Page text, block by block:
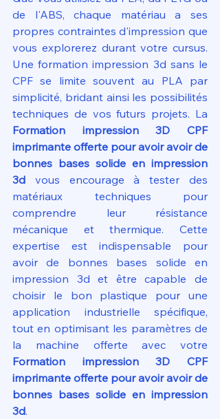
de l'ABS, chaque matériau a ses
propres contraintes d'impression que
vous explorerez durant votre cursus.
Une formation impression 3d sans le
CPF se limite souvent au PLA par
simplicité, bridant ainsi les possibilités
Formation impression 3D CPF
imprimante offerte pour avoir avoir de
bonnes bases solide en impression
3d vous encourage à tester des
matériaux techniques pour
comprendre leur résistance
mécanique et thermique. Cette
expertise est indispensable pour
avoir de bonnes bases solide en
impression 3d et être capable de
choisir le bon plastique pour une
application industrielle spécifique,
tout en optimisant les paramètres de
Formation impression 3D CPF
imprimante offerte pour avoir avoir de
bonnes bases solide en impression
3d.